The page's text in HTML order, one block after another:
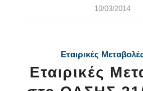
10/03/2014
Εταιρικές
Εταιρικές